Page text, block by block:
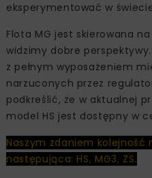
eksperymentować w
Flota MG jest skierowana
widzimy dobre
z pełnym wyposażeniem
narzuconych przez
podkreślić, że w aktualnej
model HS jest dostępny w
Naszym zdaniem kolejność
następująca: HS, MG3, ZS.